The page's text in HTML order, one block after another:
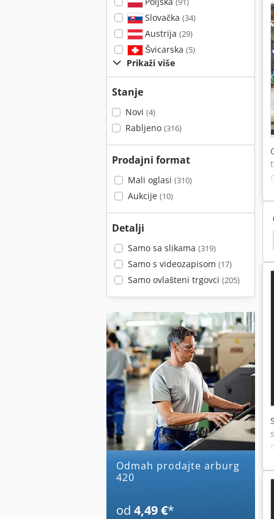
(91)
Slovačka (34)
Austrija (29)
Švicarska (5)
Prikaži više
Stanje
Novi (4)
Rabljeno (316)
Prodajni format
Mali oglasi (310)
Aukcije (10)
Detalji
Samo sa slikama (319)
Samo s videozapisom (17)
Samo ovlašteni trgovci (205)
Odmah prodajte arburg
420
od 4,49 €*
Arburg 305